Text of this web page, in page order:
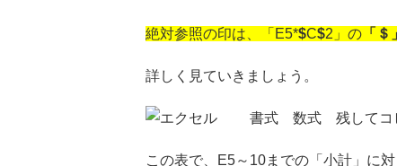
絶対参照の印は、「E5*$C$2」の 「＄」
詳しく見ていきましょう。
この表で、E5～10までの「小計」に